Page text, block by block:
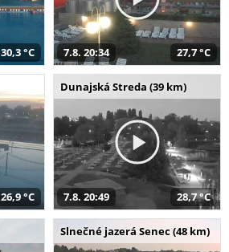
30,3 °C 7.8. 20:34 27,7 °C
26,9 °C
Dunajská Streda (39 km)
7.8. 20:49 28,7 °C
Slnečné jazerá Senec (48 km)